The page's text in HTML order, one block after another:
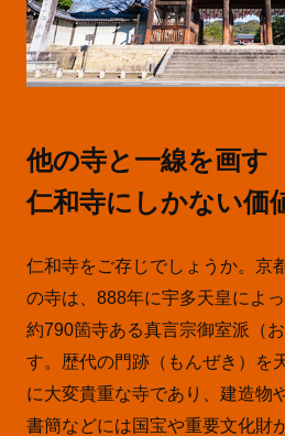
他の寺と一線を画す
仁和寺にしかない価
仁和寺をご存じでしょうか。京
の寺は、888年に宇多天皇によ
約790箇寺ある真言宗御室派（
す。歴代の門跡（もんぜき）を
に大変貴重な寺であり、建造物
書簡などには国宝や重要文化財